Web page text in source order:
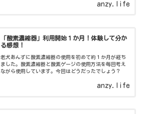
anzy.life
「酸素濃縮器」利用開始１か月！体験して分か
る感想！
老犬あんずに酸素濃縮器の使用を初めて約１か月が経ち
ました。酸素濃縮器と酸素ゲージの使用方法を毎回考え
ながら使用しています。今回はどうだったでしょう？
anzy.life